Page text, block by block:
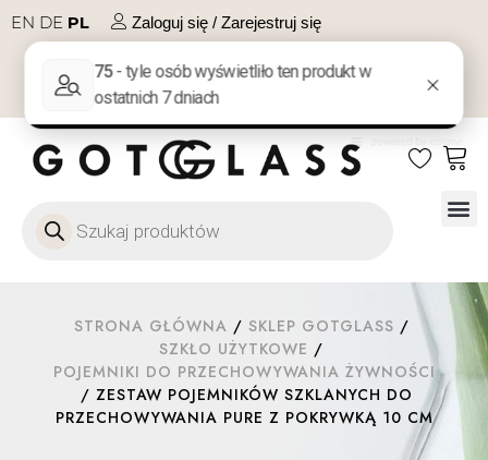
EN DE PL Zaloguj się / Zarejestruj się
NA PREZENT KONTAKT
STRONA GŁÓWNA / SKLEP GOTGLASS /
SZKŁO UŻYTKOWE /
POJEMNIKI DO PRZECHOWYWANIA ŻYWNOŚCI
/ ZESTAW POJEMNIKÓW SZKLANYCH DO
PRZECHOWYWANIA PURE Z POKRYWKĄ 10 CM